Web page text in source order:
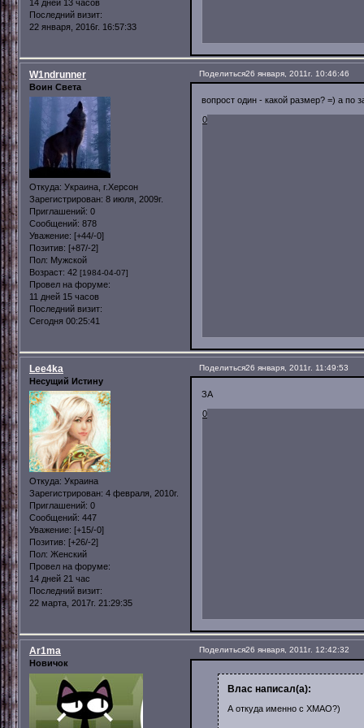
14 дней 13 часов
Последний визит:
22 января, 2016г. 16:57:33
Поделиться26 января, 2011г. 10:46:46
W1ndrunner
Воин Света
Откуда: Украина, г.Херсон
Зарегистрирован: 8 июля, 2009г.
Приглашений: 0
Сообщений: 878
Уважение: [+44/-0]
Позитив: [+87/-2]
Пол: Мужской
Возраст: 42 [1984-04-07]
Провел на форуме:
11 дней 15 часов
Последний визит:
Сегодня 00:25:41
вопрост один - какой размер? =) а по
0
Поделиться26 января, 2011г. 11:49:53
Lee4ka
Несущий Истину
Откуда: Украина
Зарегистрирован: 4 февраля, 2010г.
Приглашений: 0
Сообщений: 447
Уважение: [+15/-0]
Позитив: [+26/-2]
Пол: Женский
Провел на форуме:
14 дней 21 час
Последний визит:
22 марта, 2017г. 21:29:35
ЗА
0
Поделиться26 января, 2011г. 12:42:32
Ar1ma
Новичок
Влас написал(а):
А откуда именно с ХМАО?)